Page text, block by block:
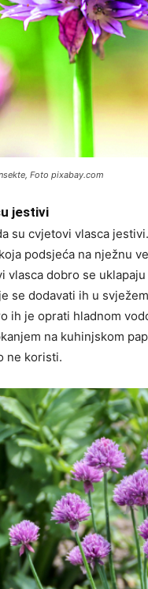
Foto pixabay.com
jestivi
su cvjetovi vlasca
podsjeća na nježnu
vlasca dobro se
se dodavati ih u
ih je oprati hladnom
na kuhinjskom
ne koristi.